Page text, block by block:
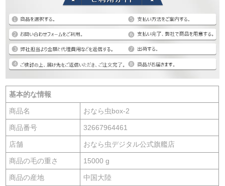
基本的な情報
商品名 おなら虫box-2
商品番号 32667964461
店舗 おなら虫デジタル公式旗艦店
商品の毛の重さ 15000 g
商品の産地 中国大陸